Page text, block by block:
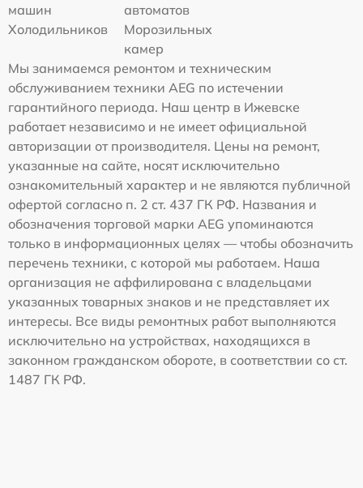
машин
автоматов
Холодильников
Морозильных
камер
Мы занимаемся ремонтом и техническим
обслуживанием техники AEG по истечении
гарантийного периода. Наш центр в Ижевске
работает независимо и не имеет официальной
авторизации от производителя. Цены на ремонт,
указанные на сайте, носят исключительно
ознакомительный характер и не являются публичной
офертой согласно п. 2 ст. 437 ГК РФ. Названия и
обозначения торговой марки AEG упоминаются
только в информационных целях — чтобы обозначить
перечень техники, с которой мы работаем. Наша
организация не аффилирована с владельцами
указанных товарных знаков и не представляет их
интересы. Все виды ремонтных работ выполняются
исключительно на устройствах, находящихся в
законном гражданском обороте, в соответствии со ст.
1487 ГК РФ.